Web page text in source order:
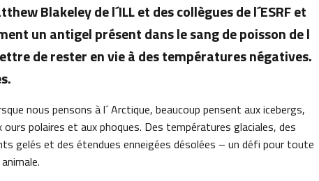
Blakeley de l´ILL et des collègues de l´ESRF et
un antigel présent dans le sang de poisson de l
de rester en vie à des températures négatives.
nous pensons à l´ Arctique, beaucoup pensent aux icebergs,
ours polaires et aux phoques. Des températures glaciales, des
gelés et des étendues enneigées désolées – un défi pour toute